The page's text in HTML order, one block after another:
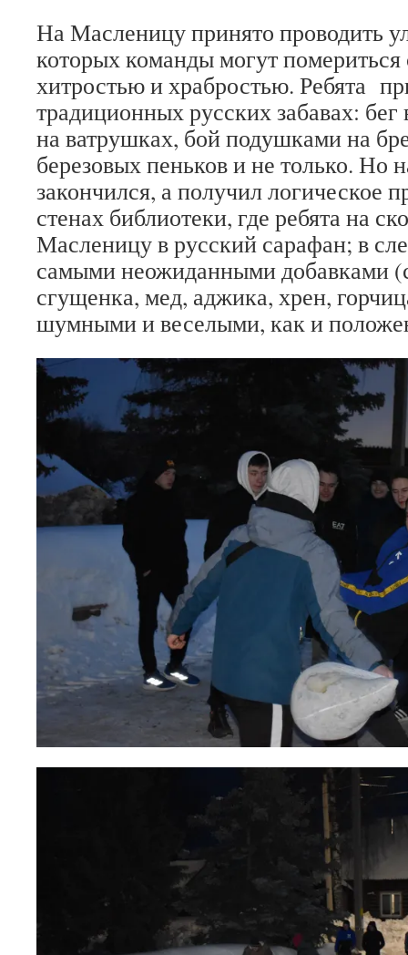
На Масленицу принято проводить
которых команды могут
хитростью и храбростью. Ребята
традиционных русских забавах:
на ватрушках, бой подушками на
березовых пеньков и не только. Но
закончился, а получил логическое
стенах библиотеки, где ребята на
Масленицу в русский сарафан; в
самыми неожиданными добавками
сгущенка, мед, аджика, хрен,
шумными и веселыми, как и